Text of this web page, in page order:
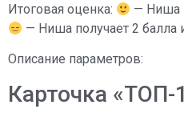
Итоговая оценка:
— Ниша
— Ниша получает 2 балла
Описание параметров:
Карточка «ТОП-